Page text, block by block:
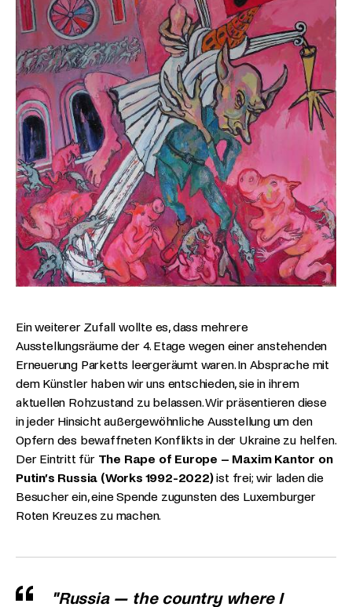
Ein weiterer Zufall wollte es, dass mehrere
Ausstellungsräume der 4. Etage wegen einer anstehenden
Erneuerung Parketts leergeräumt waren. In Absprache mit
dem Künstler haben wir uns entschieden, sie in ihrem
aktuellen Rohzustand zu belassen. Wir präsentieren diese
in jeder Hinsicht außergewöhnliche Ausstellung um den
Opfern des bewaffneten Konflikts in der Ukraine zu helfen.
Der Eintritt für The Rape of Europe – Maxim Kantor on
Putin’s Russia (Works 1992-2022)ist frei; wir laden die
Besucher ein, eine Spende zugunsten des Luxemburger
Roten Kreuzes zu machen.
"Russia — the country where I